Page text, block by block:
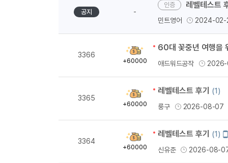
공지 -
레벨테스트
민트영어 2024-02-
3366
획
득
+60000
60대 꽃중년 여행을
애드워드공작
3365
획
득
+60000
레벨테스트 후기
(1)
룽구
2026-08-07
3364
획
득
+60000
레벨테스트 후기 (1)
신유준 2026-08-